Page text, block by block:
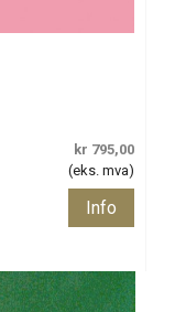
kr 795,00
(eks. mva)
Info